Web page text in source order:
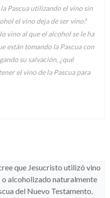
Pascua utilizando el vino sin
el vino deja de ser vino?
vino al que el alcohol se le ha
están tomando la Pascua con
su salvación, ¿qué
el vino de la Pascua para